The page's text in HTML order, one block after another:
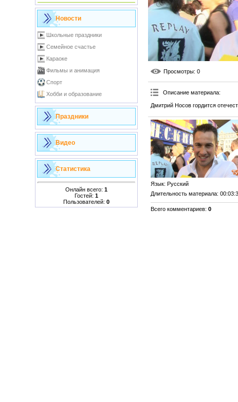
Новости
Школьные праздники
Семейное счастье
Караоке
Фильмы и анимация
Спорт
Хобби и образование
Праздники
Видео
Статистика
Онлайн всего: 1
Гостей: 1
Пользователей: 0
Просмотры: 0
Описание материала:
Дмитрий Носов гордится
Язык: Русский
Длительность материала:
Всего комментариев: 0